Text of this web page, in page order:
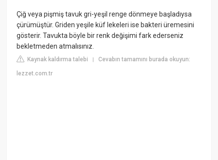
Çiğ veya pişmiş tavuk gri-yeşil renge dönmeye başladıysa
çürümüştür. Griden yeşile küf lekeleri ise bakteri üremesini
gösterir. Tavukta böyle bir renk değişimi fark ederseniz
bekletmeden atmalısınız.
Kaynak kaldırma talebi |Cevabın tamamını burada okuyun:
lezzet.com.tr